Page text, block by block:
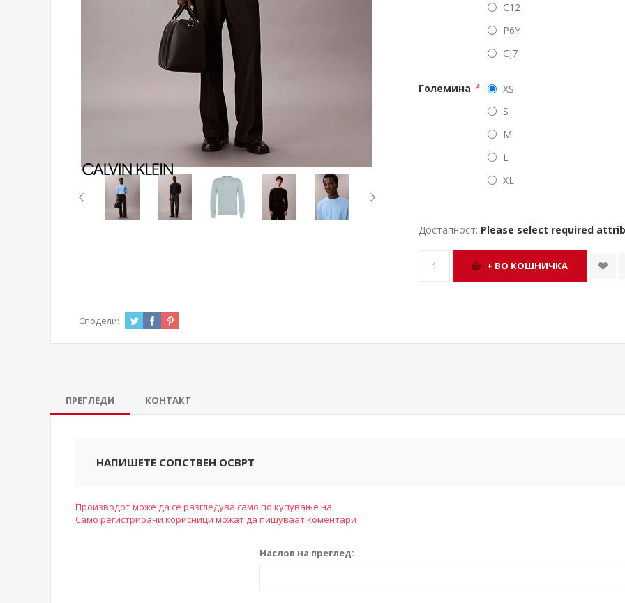
C12
P6Y
CJ7
Големина *
XS
S
M
L
XL
Достапност: Please select required
Сподели:
ПРЕГЛЕДИ КОНТАКТ
НАПИШЕТЕ СОПСТВЕН ОСВРТ
Производот може да се разгледува само по купување на
Само регистрирани корисници можат да пишуваат коментари
Наслов на преглед: